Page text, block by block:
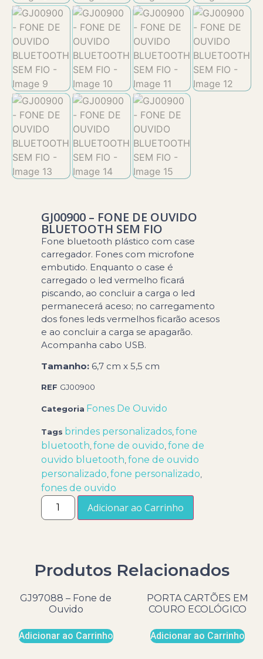
GJ00900 – FONE DE OUVIDO
BLUETOOTH SEM FIO
Fone bluetooth plástico com case
carregador. Fones com microfone
embutido. Enquanto o case é
carregado o led vermelho ficará
piscando, ao concluir a carga o led
permanecerá aceso; no carregamento
dos fones leds vermelhos ficarão acesos
e ao concluir a carga se apagarão.
Acompanha cabo USB.
Tamanho: 6,7 cm x 5,5 cm
REF GJ00900
Categoria Fones De Ouvido
Tags brindes personalizados ,fone
bluetooth ,fone de ouvido ,fone de
ouvido bluetooth ,fone de ouvido
personalizado ,fone personalizado
fones de ouvido
Adicionar ao Carrinho
Produtos Relacionados
GJ97088 – Fone de
Ouvido
Adicionar ao Carrinho
PORTA CARTÕES EM
COURO ECOLÓGICO
Adicionar ao Carrinho